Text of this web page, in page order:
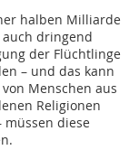
halben Milliarde
auch dringend
der Flüchtlinge
– und das kann
Menschen aus
Religionen
müssen diese